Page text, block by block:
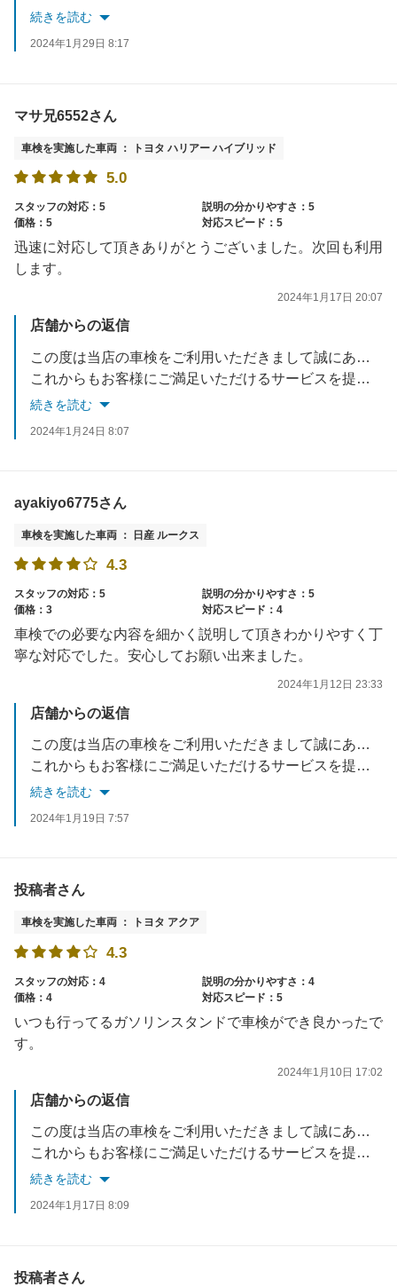
またのご利用を心よりお待ち申しあげます
続きを読む
2024年1月29日 8:17
マサ兄6552さん
車検を実施した車両 ： トヨタ ハリアー ハイブリッド
5.0
スタッフの対応：5
説明の分かりやすさ：5
価格：5
対応スピード：5
迅速に対応して頂きありがとうございました。次回も利用
します。
2024年1月17日 20:07
店舗からの返信
この度は当店の車検をご利用いただきまして誠にありがとうございます。
これからもお客様にご満足いただけるサービスを提供できるよう努めてまいります。
またのご利用を心よりお待ち申しあげます
続きを読む
2024年1月24日 8:07
ayakiyo6775さん
車検を実施した車両 ： 日産 ルークス
4.3
スタッフの対応：5
説明の分かりやすさ：5
価格：3
対応スピード：4
車検での必要な内容を細かく説明して頂きわかりやすく丁
寧な対応でした。安心してお願い出来ました。
2024年1月12日 23:33
店舗からの返信
この度は当店の車検をご利用いただきまして誠にありがとうございます。
これからもお客様にご満足いただけるサービスを提供できるよう努めてまいります。
またのご利用を心よりお待ち申しあげます
続きを読む
2024年1月19日 7:57
投稿者さん
車検を実施した車両 ： トヨタ アクア
4.3
スタッフの対応：4
説明の分かりやすさ：4
価格：4
対応スピード：5
いつも行ってるガソリンスタンドで車検ができ良かったで
す。
2024年1月10日 17:02
店舗からの返信
この度は当店の車検をご利用いただきまして誠にありがとうございます。
これからもお客様にご満足いただけるサービスを提供できるよう努めてまいります。
またのご利用を心よりお待ち申しあげます
続きを読む
2024年1月17日 8:09
投稿者さん